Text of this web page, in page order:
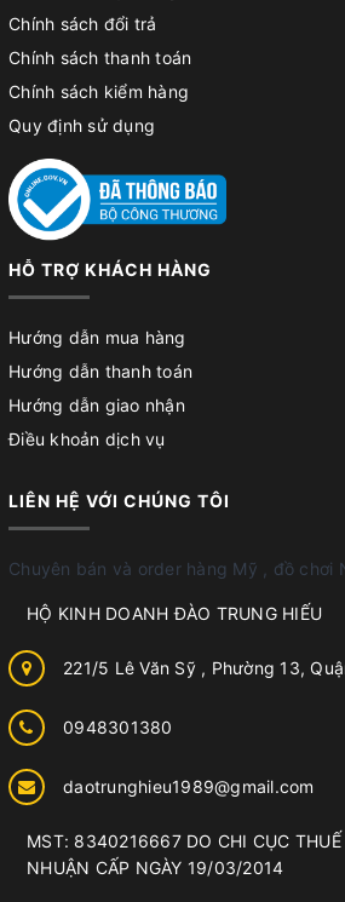
Chính sách đổi trả
Chính sách thanh toán
Chính sách kiểm hàng
Quy định sử dụng
HỖ TRỢ KHÁCH HÀNG
Hướng dẫn mua hàng
Hướng dẫn thanh toán
Hướng dẫn giao nhận
Điều khoản dịch vụ
LIÊN HỆ VỚI CHÚNG TÔI
Chuyên bán và order hàng Mỹ , đồ chơi
HỘ KINH DOANH ĐÀO TRUNG HIẾU
221/5 Lê Văn Sỹ , Phường 13,
0948301380
daotrunghieu1989@gmail.com
MST: 8340216667 DO CHI CỤC THUẾ
NHUẬN CẤP NGÀY 19/03/2014